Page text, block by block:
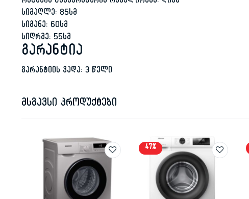
სიმაღლე: 85სმ
სიგანე: 60სმ
სიღრმე: 55სმ
გარანტია
გარანტიის ვადა: 3 წელი
მსგავსი პროდუქტები
47%